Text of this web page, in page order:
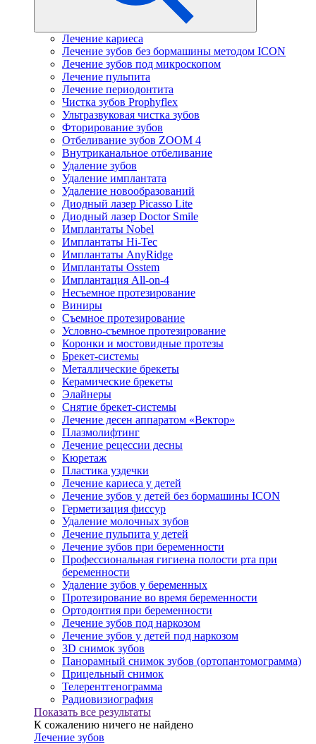
Лечение кариеса
Лечение зубов без бормашины методом ICON
Лечение зубов под микроскопом
Лечение пульпита
Лечение периодонтита
Чистка зубов Prophyflex
Ультразвуковая чистка зубов
Фторирование зубов
Отбеливание зубов ZOOM 4
Внутриканальное отбеливание
Удаление зубов
Удаление имплантата
Удаление новообразований
Диодный лазер Picasso Lite
Диодный лазер Doctor Smile
Имплантаты Nobel
Имплантаты Hi-Tec
Имплантаты AnyRidge
Имплантаты Osstem
Имплантация All-on-4
Несъемное протезирование
Виниры
Съемное протезирование
Условно-съемное протезирование
Коронки и мостовидные протезы
Брекет-системы
Металлические брекеты
Керамические брекеты
Элайнеры
Снятие брекет-системы
Лечение десен аппаратом «Вектор»
Плазмолифтинг
Лечение рецессии десны
Кюретаж
Пластика уздечки
Лечение кариеса у детей
Лечение зубов у детей без бормашины ICON
Герметизация фиссур
Удаление молочных зубов
Лечение пульпита у детей
Лечение зубов при беременности
Профессиональная гигиена полости рта при
беременности
Удаление зубов у беременных
Протезирование во время беременности
Ортодонтия при беременности
Лечение зубов под наркозом
Лечение зубов у детей под наркозом
3D снимок зубов
Панорамный снимок зубов (ортопантомограмма)
Прицельный снимок
Телерентгенограмма
Радиовизиография
Показать все результаты
К сожалению ничего не найдено
Лечение зубов